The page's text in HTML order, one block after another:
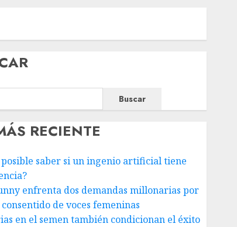
Buscar
RECIENTE
posible saber si un ingenio artificial tiene
enfrenta dos demandas millonarias por
de voces femeninas
en el semen también condicionan el éxito